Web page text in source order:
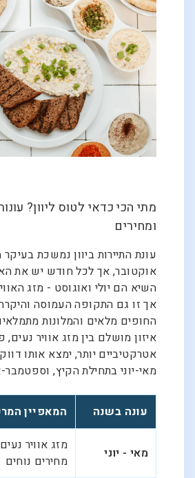
מתי הכי כדאי לטוס ליוון?
ומחירים
עונת התיירות ביוון נמשכת
אוקטובר, אך לכל חודש יש את
השיא הם יולי ואוגוסט - מזג
אך זו גם התקופה העמוסה
החופים מלאים והמלונות
איזון מושלם בין מזג אוויר
אטרקטיביים יותר, ימצא אותו
מאי-יוני בתחילת הקיץ,
עונה בשנה המאפיין
מאי - יוני
מזג אוויר
מחירים נוחים